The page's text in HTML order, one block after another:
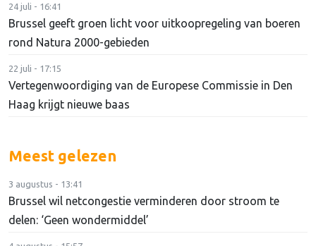
24 juli - 16:41
Brussel geeft groen licht voor uitkoopregeling van boeren
rond Natura 2000-gebieden
22 juli - 17:15
Vertegenwoordiging van de Europese Commissie in Den
Haag krijgt nieuwe baas
Meest gelezen
3 augustus - 13:41
Brussel wil netcongestie verminderen door stroom te
delen: ‘Geen wondermiddel’